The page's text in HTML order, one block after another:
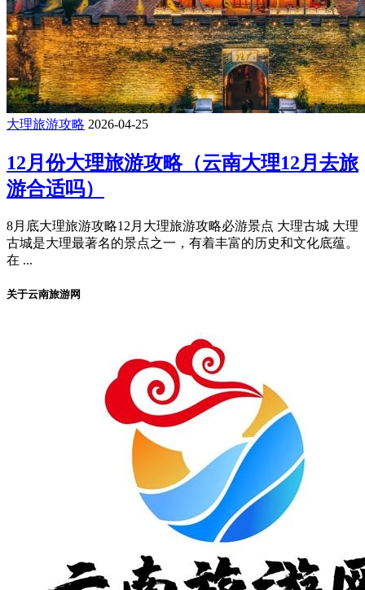
大理旅游攻略 2026-04-25
12月份大理旅游攻略（云南大理12月去旅
游合适吗）
8月底大理旅游攻略12月大理旅游攻略必游景点 大理古城 大理
古城是大理最著名的景点之一，有着丰富的历史和文化底蕴。
在 ...
关于云南旅游网